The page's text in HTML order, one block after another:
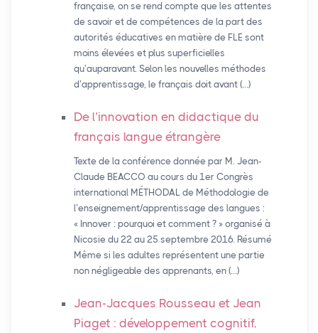
française, on se rend compte que les attentes
de savoir et de compétences de la part des
autorités éducatives en matière de FLE sont
moins élevées et plus superficielles
qu’auparavant. Selon les nouvelles méthodes
d’apprentissage, le français doit avant (…)
De l’innovation en didactique du
français langue étrangère
Texte de la conférence donnée par M. Jean-
Claude BEACCO au cours du 1er Congrès
international MÉTHODAL de Méthodologie de
l’enseignement/apprentissage des langues :
« Innover : pourquoi et comment ? » organisé à
Nicosie du 22 au 25 septembre 2016. Résumé
Même si les adultes représentent une partie
non négligeable des apprenants, en (…)
Jean-Jacques Rousseau et Jean
Piaget : développement cognitif,